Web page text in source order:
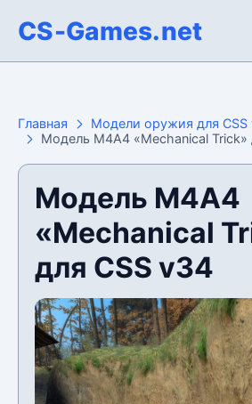
CS-Games.net
Главная
Модели оружия для CSS
Модель М4А4 «Mechanical Trick»
Модель М4А4
«Mechanical
для CSS v34